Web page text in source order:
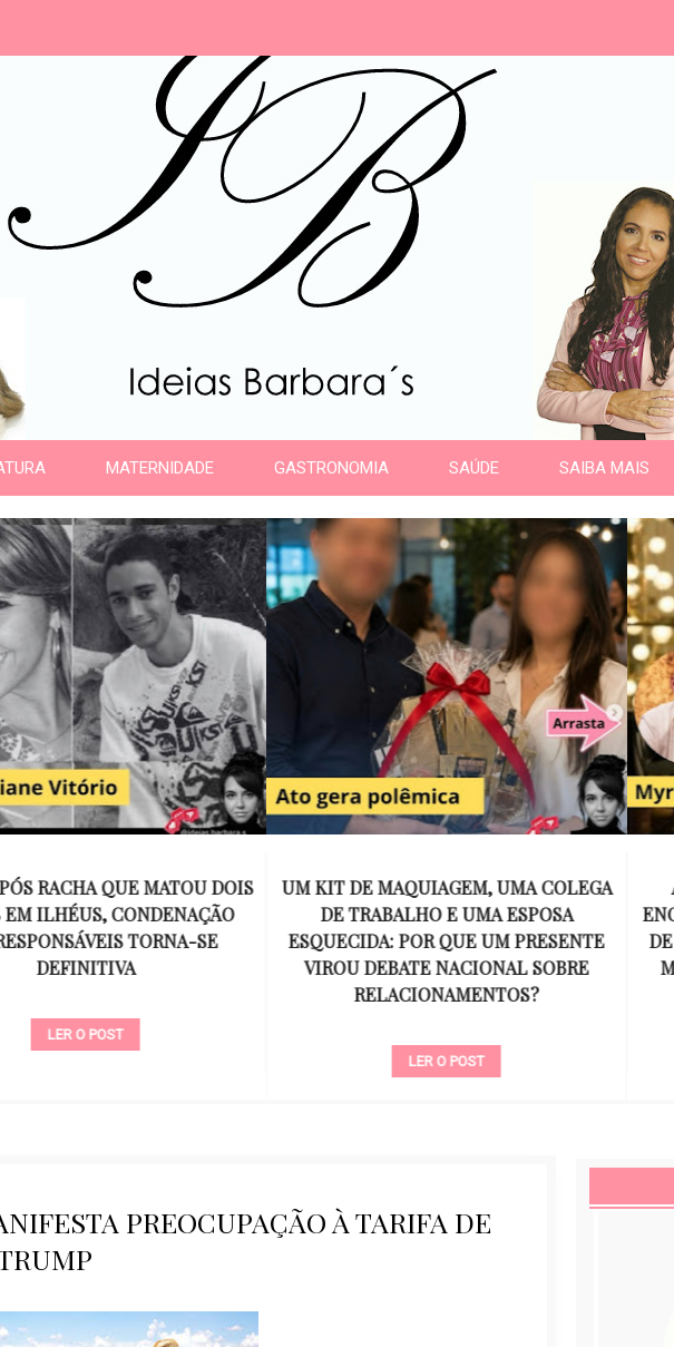
MATERNIDADE GASTRONOMIA SAÚDE SAIBA MAIS
MAQUIAGEM, UMA COLEGA
E UMA ESPOSA
POR QUE UM PRESENTE
DEBATE NACIONAL SOBRE
APÓS O SUCESSO DE EU VOU TE
ENCONTRAR, NETFLIX ANUNCIA SÉRIE
DE MYRON BOLITAR, O PERSONAGEM
MAIS ICÔNICO DE HARLAN COBEN
PREOCUPAÇÃO À TARIFA DE